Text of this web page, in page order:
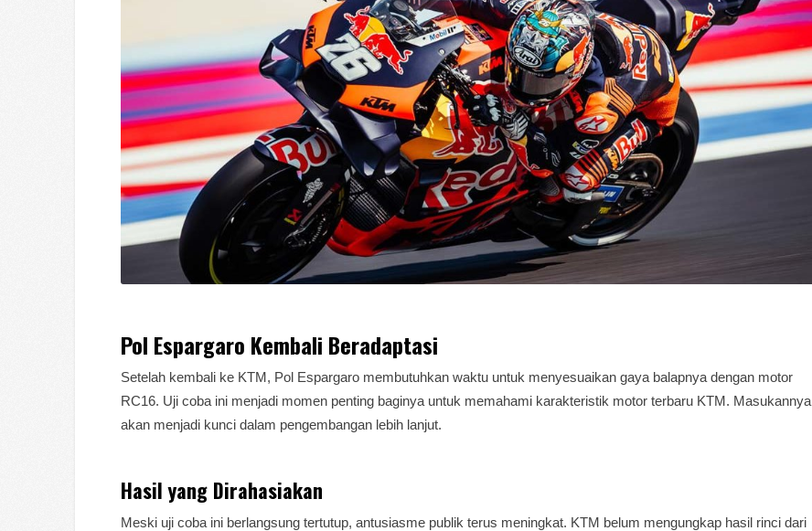
Pol Espargaro Kembali Beradaptasi
Setelah kembali ke KTM, Pol Espargaro membutuhkan waktu untuk menyesuaikan gaya balapnya dengan motor
RC16. Uji coba ini menjadi momen penting baginya untuk memahami karakteristik motor terbaru KTM. Masukannya
akan menjadi kunci dalam pengembangan lebih lanjut.
Hasil yang Dirahasiakan
Meski uji coba ini berlangsung tertutup, antusiasme publik terus meningkat. KTM belum mengungkap hasil rinci dari